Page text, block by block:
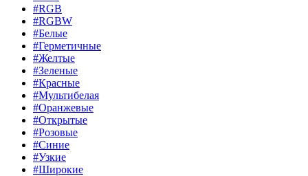
#RGB
#RGBW
#Белые
#Герметичные
#Желтые
#Зеленые
#Красные
#Мультибелая
#Оранжевые
#Открытые
#Розовые
#Синие
#Узкие
#Широкие